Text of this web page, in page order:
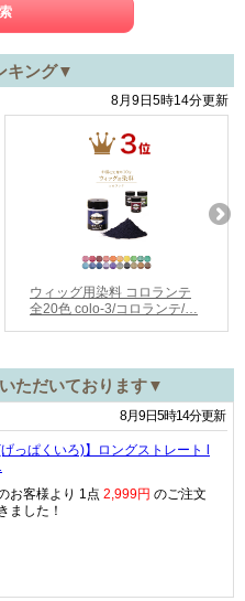
キング▼
ただいております▼